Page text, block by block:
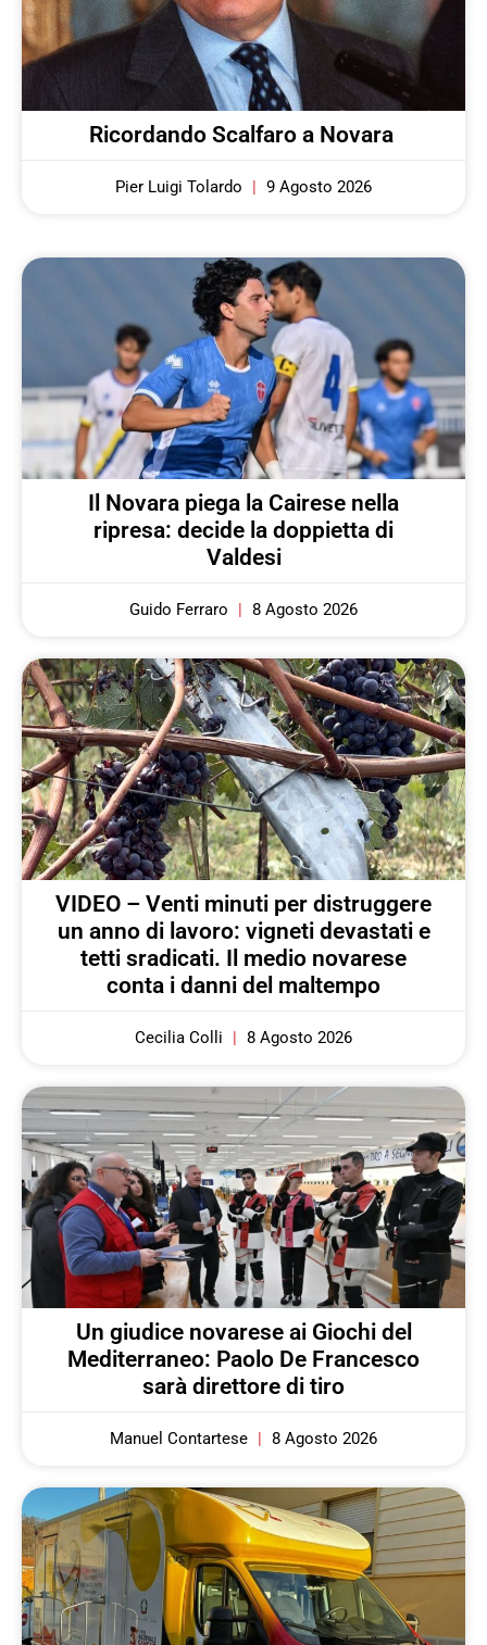
Ricordando Scalfaro a Novara
Pier Luigi Tolardo 9 Agosto 2026
Il Novara piega la Cairese nella
ripresa: decide la doppietta di
Valdesi
Guido Ferraro 8 Agosto 2026
VIDEO – Venti minuti per distruggere
un anno di lavoro: vigneti devastati e
tetti sradicati. Il medio novarese
conta i danni del maltempo
Cecilia Colli 8 Agosto 2026
Un giudice novarese ai Giochi del
Mediterraneo: Paolo De Francesco
sarà direttore di tiro
Manuel Contartese 8 Agosto 2026